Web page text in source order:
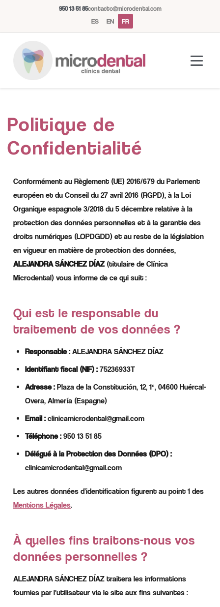
950 13 51 85contacto@microdental.com
ES EN FR
Politique de
Confidentialité
Conformément au Règlement (UE) 2016/679 du Parlement
européen et du Conseil du 27 avril 2016 (RGPD), à la Loi
Organique espagnole 3/2018 du 5 décembre relative à la
protection des données personnelles et à la garantie des
droits numériques (LOPDGDD) et au reste de la législation
en vigueur en matière de protection des données,
ALEJANDRA SÁNCHEZ DÍAZ (titulaire de Clínica
Microdental) vous informe de ce qui suit :
Qui est le responsable du
traitement de vos données ?
Responsable : ALEJANDRA SÁNCHEZ DÍAZ
Identifiant fiscal (NIF) : 75236933T
Adresse : Plaza de la Constitución, 12, 1º, 04600 Huércal-
Overa, Almería (Espagne)
Email : clinicamicrodental@gmail.com
Téléphone : 950 13 51 85
Délégué à la Protection des Données (DPO) :
clinicamicrodental@gmail.com
Les autres données d’identification figurent au point 1 des
Mentions Légales.
À quelles fins traitons-nous vos
données personnelles ?
ALEJANDRA SÁNCHEZ DÍAZ traitera les informations
fournies par l’utilisateur via le site aux fins suivantes :
M
Assistant Microdental
Répond généralement instantanément